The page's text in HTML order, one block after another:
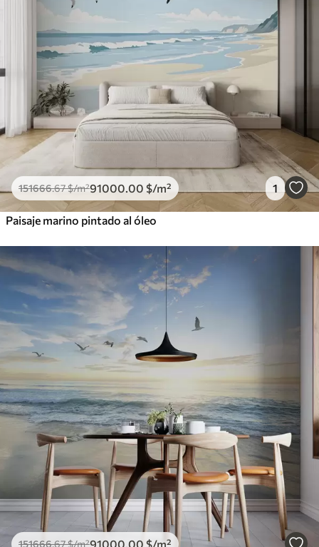
151666.67$/m²91000 .00 $/m² 1
Paisaje marino pintado al óleo
151666.67$/m²91000 .00 $/m²